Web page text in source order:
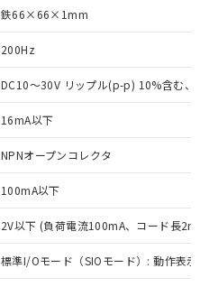
鉄66×66×1mm
200Hz
DC10～30V リップル(p-p) 10%含む、
16mA以下
NPNオープンコレクタ
100mA以下
2V以下 (負荷電流100mA、コード長2m
標準I/Oモード（SIOモード）: 動作表示